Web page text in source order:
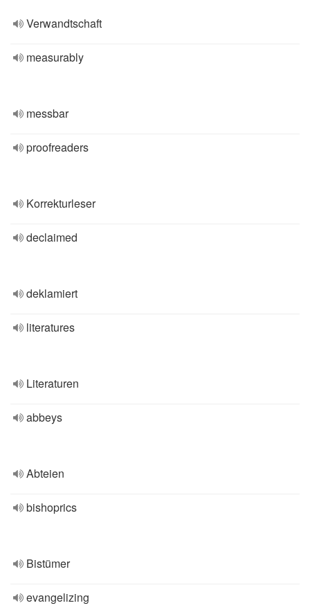
Verwandtschaft
measurably
messbar
proofreaders
Korrekturleser
declaimed
deklamiert
literatures
Literaturen
abbeys
Abteien
bishoprics
Bistümer
evangelizing